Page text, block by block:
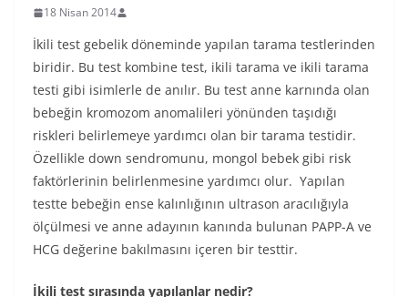
18 Nisan 2014
İkili test gebelik döneminde yapılan tarama testlerinden
biridir. Bu test kombine test, ikili tarama ve ikili tarama
testi gibi isimlerle de anılır. Bu test anne karnında olan
bebeğin kromozom anomalileri yönünden taşıdığı
riskleri belirlemeye yardımcı olan bir tarama testidir.
Özellikle down sendromunu, mongol bebek gibi risk
faktörlerinin belirlenmesine yardımcı olur. Yapılan
testte bebeğin ense kalınlığının ultrason aracılığıyla
ölçülmesi ve anne adayının kanında bulunan PAPP-A ve
HCG değerine bakılmasını içeren bir testtir.
İkili test sırasında yapılanlar nedir?